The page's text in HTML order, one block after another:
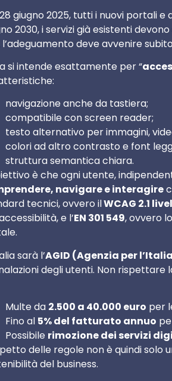
giugno 2025, tutti i nuovi portali
2030, i servizi già esistenti
l’adeguamento deve avvenire
si intende esattamente per “
navigazione anche da tastiera;
compatibile con screen reader;
testo alternativo per immagini,
colori ad altro contrasto e font
struttura semantica chiara.
è che ogni utente,
navigare e interagire
tecnici, ovvero ilWCAG 2.1
e l’EN 301 549, ovvero
sarà l’AGID (Agenzia per
degli utenti. Non
Multe da 2.500 a 40.000 euro per
Fino al 5% del fatturato annuo
Possibile rimozione dei servizi
delle regole non è quindi
del business.